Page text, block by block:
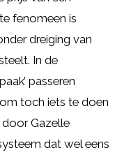
fenomeen is
dreiging van
In de
passeren
toch iets te doen
Gazelle
dat wel eens